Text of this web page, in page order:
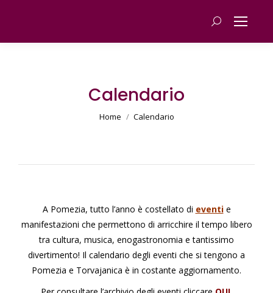
Cerca
Calendario
You are here:
Home Calendario
A Pomezia, tutto l’anno è costellato di eventie
manifestazioni che permettono di arricchire il tempo libero
tra cultura, musica, enogastronomia e tantissimo
divertimento! Il calendario degli eventi che si tengono a
Pomezia e Torvajanica è in costante aggiornamento.